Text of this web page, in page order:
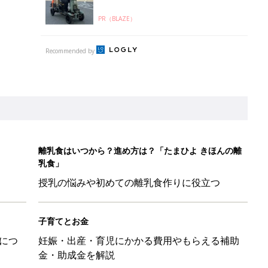
PR（BLAZE）
Recommended by
離乳食はいつから？進め方は？「たまひよ きほんの離
乳食」
授乳の悩みや初めての離乳食作りに役立つ
つ
子育てとお金
妊娠・出産・育児にかかる費用やもらえる補助
金・助成金を解説